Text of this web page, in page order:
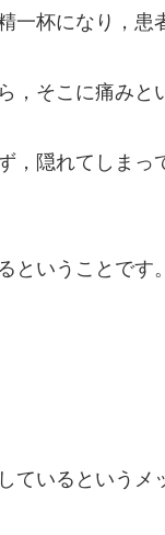
一杯になり，患
，そこに痛みと
，隠れてしまっ
ということです。
ているというメ